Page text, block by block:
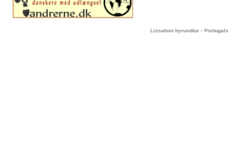
Lissabon byrundtur - Portugals